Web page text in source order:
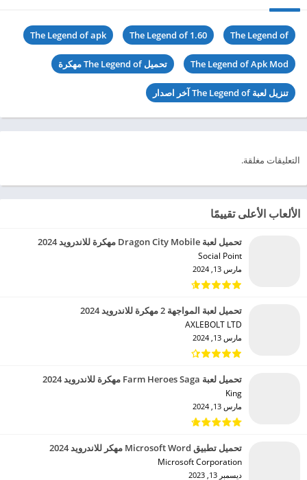
The Legend of
The Legend of 1.60
The Legend of apk
The Legend of Apk Mod تحميل The Legend of مهكرة
تنزيل لعبة The Legend of آخر اصدار
التعليقات مغلقة.
الألعاب الأعلى تقييمًا
تحميل لعبة Dragon City Mobile مهكرة للاندرويد 2024
Social Point‏
مارس 13, 2024
تحميل لعبة المواجهة 2 مهكرة للاندرويد 2024
AXLEBOLT LTD‏
مارس 13, 2024
تحميل لعبة Farm Heroes Saga مهكرة للاندرويد 2024
King‏
مارس 13, 2024
تحميل تطبيق Microsoft Word مهكر للاندرويد 2024
Microsoft Corporation‏
ديسمبر 13, 2023